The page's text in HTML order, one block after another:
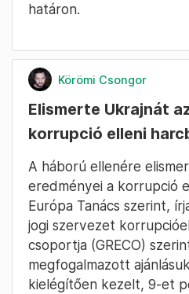
határon.
Körömi Csongor
Elismerte Ukrajnát
korrupció elleni
A háború ellenére
eredményei a korrupció
Európa Tanács szerint,
jogi szervezet
csoportja (GRECO)
megfogalmazott
kielégítően kezelt, 9-et